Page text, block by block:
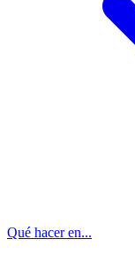
Qué hacer en...